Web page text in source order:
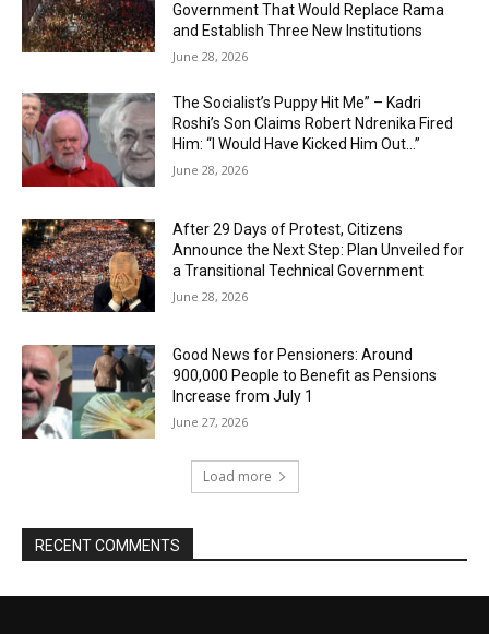
Government That Would Replace Rama
and Establish Three New Institutions
June 28, 2026
The Socialist’s Puppy Hit Me” – Kadri
Roshi’s Son Claims Robert Ndrenika Fired
Him: “I Would Have Kicked Him Out…”
June 28, 2026
After 29 Days of Protest, Citizens
Announce the Next Step: Plan Unveiled for
a Transitional Technical Government
June 28, 2026
Good News for Pensioners: Around
900,000 People to Benefit as Pensions
Increase from July 1
June 27, 2026
Load more
RECENT COMMENTS